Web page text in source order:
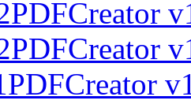
PDFCreator
PDFCreator
PDFCreator